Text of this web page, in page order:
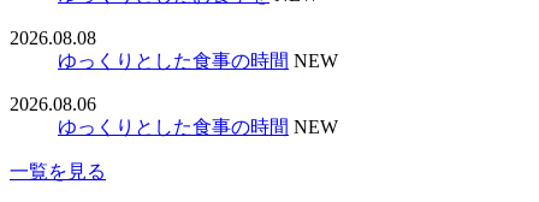
2026.08.08
ゆっくりとした食事の時間 NEW
2026.08.06
ゆっくりとした食事の時間 NEW
一覧を見る